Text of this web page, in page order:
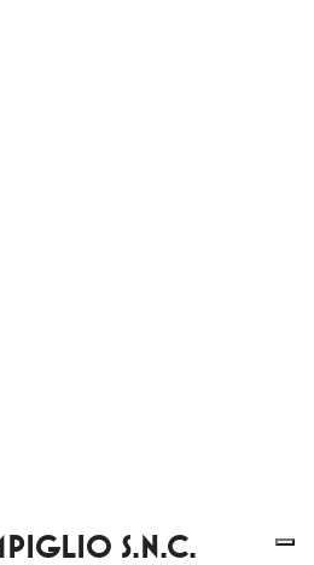
S.N.C.